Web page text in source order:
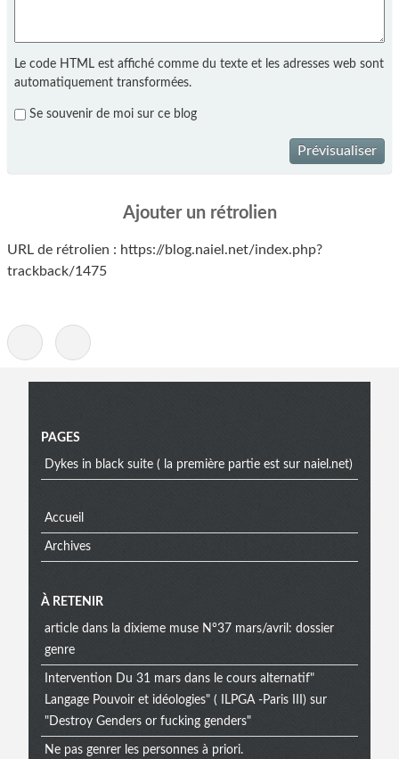
Le code HTML est affiché comme du texte et les adresses web sont
automatiquement transformées.
Se souvenir de moi sur ce blog
Prévisualiser
Ajouter un rétrolien
URL de rétrolien : https://blog.naiel.net/index.php?
trackback/1475
Menu
PAGES
Dykes in black suite ( la première partie est sur naiel.net)
Accueil
Archives
À RETENIR
article dans la dixieme muse N°37 mars/avril: dossier
genre
Intervention Du 31 mars dans le cours alternatif"
Langage Pouvoir et idéologies" ( ILPGA -Paris III) sur
"Destroy Genders or fucking genders"
Ne pas genrer les personnes à priori.